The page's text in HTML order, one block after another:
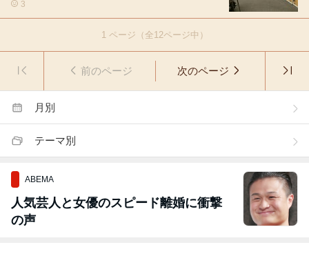
3
1ページ（全12ページ中）
前のページ 次のページ
月別
テーマ別
ABEMA
人気芸人と女優のスピード離婚に衝撃
の声